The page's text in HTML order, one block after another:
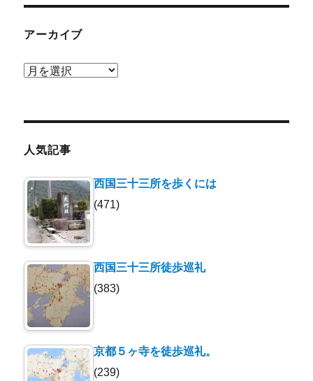
アーカイブ
ア
ブ
人気記事
西国三十三所を歩くには
(471)
西国三十三所徒歩巡礼
(383)
京都５ヶ寺を徒歩巡礼。
(239)